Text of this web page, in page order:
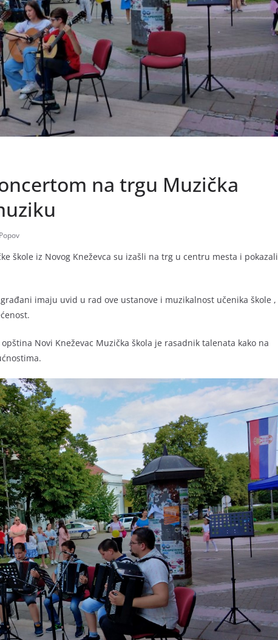
na trgu Muzička
škole iz Novog Kneževca su izašli na trg u centru mesta i pokazali
imaju uvid u rad ove ustanove i muzikalnost učenika škole ,
Novi Kneževac Muzička škola je rasadnik talenata kako na